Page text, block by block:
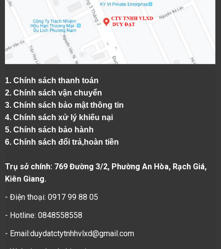
1. Chính sách thanh toán
2. Chính sách vận chuyển
3. Chính sách bảo mật thông tin
4. Chính sách xử lý khiếu nại
5. Chính sách bảo hành
6. Chính sách đổi trả,hoàn tiền
Trụ sở chính: 769 Đường 3/2, Phường An Hòa, Rạch Giá,
Kiên Giang.
- Điện thoại: 0917 99 88 05
- Hotline: 0848558558
- Email:duydatctytnhhvlxd@gmail.com